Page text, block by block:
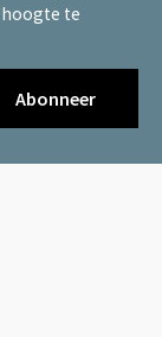
te
Abonneer